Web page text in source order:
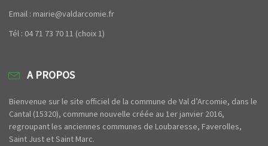
Email : mairie@valdarcomie.fr
Tél : 04 71 73 70 11 (choix 1)
A PROPOS
Bienvenue sur le site officiel de la commune de Val d’Arcomie, dans le
Cantal (15320), commune nouvelle créée au 1er janvier 2016,
regroupant les anciennes communes de Loubaresse, Faverolles,
Saint Just et Saint Marc.